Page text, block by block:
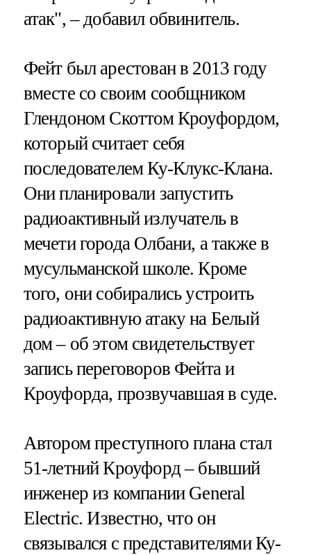
атак", – добавил обвинитель.
Фейт был арестован в 2013 году
вместе со своим сообщником
Глендоном Скоттом Кроуфордом,
который считает себя
последователем Ку-Клукс-Клана.
Они планировали запустить
радиоактивный излучатель в
мечети города Олбани, а также в
мусульманской школе. Кроме
того, они собирались устроить
радиоактивную атаку на Белый
дом – об этом свидетельствует
запись переговоров Фейта и
Кроуфорда, прозвучавшая в суде.
Автором преступного плана стал
51-летний Кроуфорд – бывший
инженер из компании General
Electric. Известно, что он
связывался с представителями Ку-